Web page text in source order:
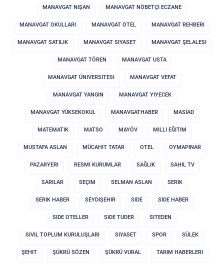
MANAVGAT NIŞAN MANAVGAT NÖBETÇI ECZANE
MANAVGAT OKULLARI MANAVGAT OTEL MANAVGAT REHBERI
MANAVGAT SATILIK MANAVGAT SIYASET MANAVGAT ŞELALESI
MANAVGAT TÖREN MANAVGAT USTA
MANAVGAT ÜNIVERSITESI MANAVGAT VEFAT
MANAVGAT YANGIN MANAVGAT YIYECEK
MANAVGAT YÜKSEKOKUL MANAVGATHABER MASİAD
MATEMATIK MATSO MAYÖV MILLI EĞITIM
MUSTAFA ASLAN MÜCAHIT TATAR OTEL OYMAPINAR
PAZARYERI RESMI KURUMLAR SAĞLIK SAHIL TV
SARILAR SEÇIM SELMAN ASLAN SERIK
SERIK HABER SEYDIŞEHIR SIDE SIDE HABER
SIDE OTELLER SIDE TUDER SITEDEN
SIVIL TOPLUM KURULUŞLARI SIYASET SPOR SÜLEK
ŞEHIT ŞÜKRÜ SÖZEN ŞÜKRÜ VURAL TARIM HABERLERI